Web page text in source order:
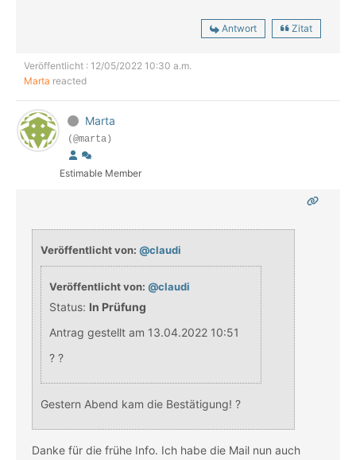
Antwort Zitat
Veröffentlicht : 12/05/2022 10:30 a.m.
Marta reacted
Marta
(@marta)
Estimable Member
Veröffentlicht von: @claudi
Veröffentlicht von: @claudi
Status: In Prüfung
Antrag gestellt am 13.04.2022 10:51
? ?
Gestern Abend kam die Bestätigung! ?
Danke für die frühe Info. Ich habe die Mail nun auch